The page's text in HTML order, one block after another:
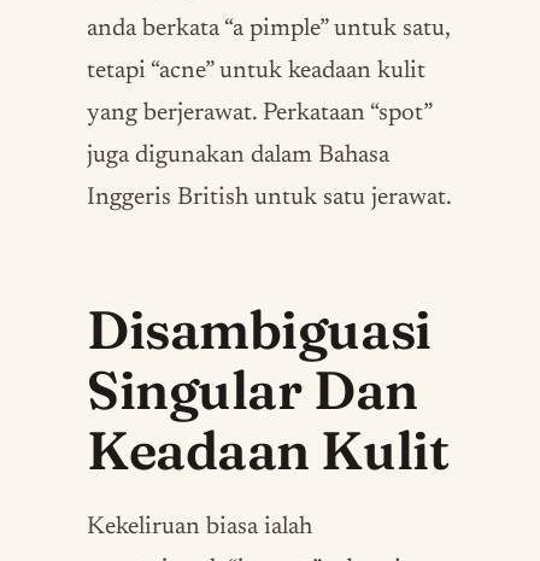
anda berkata “a pimple” untuk satu,
tetapi “acne” untuk keadaan kulit
yang berjerawat. Perkataan “spot”
juga digunakan dalam Bahasa
Inggeris British untuk satu jerawat.
Disambiguasi
Singular Dan
Keadaan Kulit
Kekeliruan biasa ialah